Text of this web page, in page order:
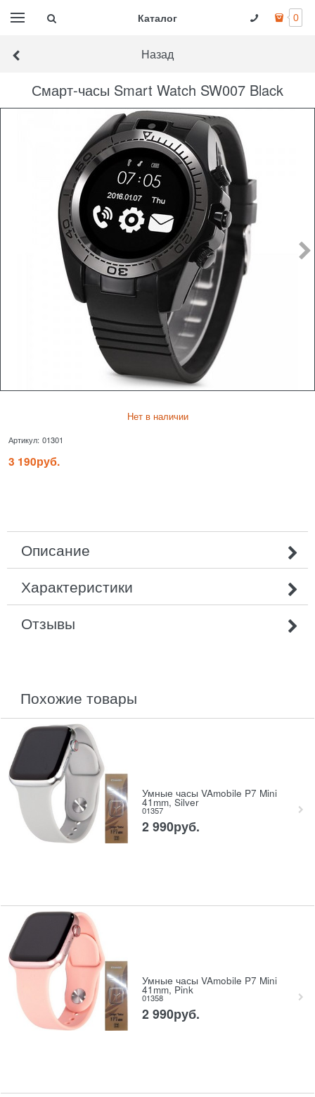
Каталог 0
Назад
Смарт-часы Smart Watch SW007 Black
Нет в наличии
Артикул: 01301
3 190руб.
Описание
Характеристики
Отзывы
похожие товары
Умные часы VAmobile P7 Mini
41mm, Silver
01357
2 990руб.
Умные часы VAmobile P7 Mini
41mm, Pink
01358
2 990руб.